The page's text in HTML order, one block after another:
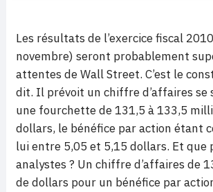
Les résultats de l’exercice fiscal
novembre) seront probablement
attentes de Wall Street. C’est le
dit. Il prévoit un chiffre d’affaires se
une fourchette de 131,5 à 133,5
dollars, le bénéfice par action étant
lui entre 5,05 et 5,15 dollars. Et que
analystes ? Un chiffre d’affaires de
de dollars pour un bénéfice par